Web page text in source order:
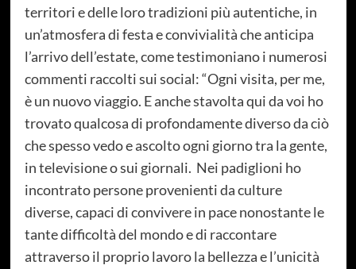
territori e delle loro tradizioni più autentiche, in
un’atmosfera di festa e convivialità che anticipa
l’arrivo dell’estate, come testimoniano i numerosi
commenti raccolti sui social: “Ogni visita, per me,
è un nuovo viaggio. E anche stavolta qui da voi ho
trovato qualcosa di profondamente diverso da ciò
che spesso vedo e ascolto ogni giorno tra la gente,
in televisione o sui giornali. Nei padiglioni ho
incontrato persone provenienti da culture
diverse, capaci di convivere in pace nonostante le
tante difficoltà del mondo e di raccontare
attraverso il proprio lavoro la bellezza e l’unicità